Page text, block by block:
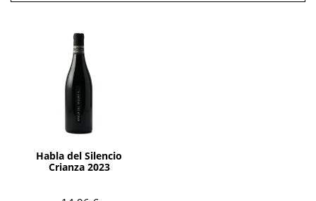
Habla del Silencio
Crianza 2023
AÑADIR